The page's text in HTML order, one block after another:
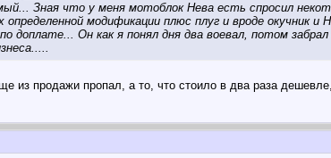
Зная что у меня мотоблок Нева есть спросил
модификации плюс плуг и вроде окучник и
Он как я понял дня два воевал, потом
из продажи пропал, а то, что стоило в два раза дешевле,